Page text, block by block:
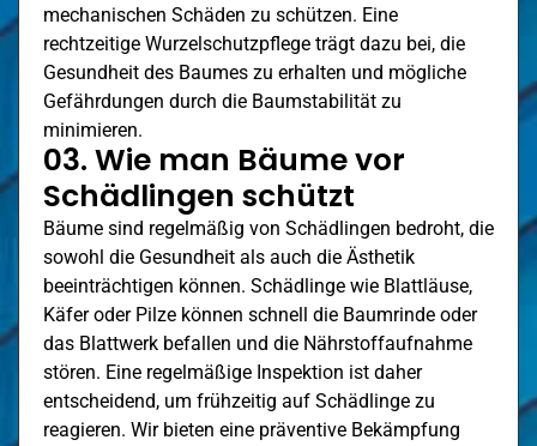
mechanischen Schäden zu schützen. Eine
rechtzeitige Wurzelschutzpflege trägt dazu bei, die
Gesundheit des Baumes zu erhalten und mögliche
Gefährdungen durch die Baumstabilität zu
minimieren.
03. Wie man Bäume vor
Schädlingen schützt
Bäume sind regelmäßig von Schädlingen bedroht, die
sowohl die Gesundheit als auch die Ästhetik
beeinträchtigen können. Schädlinge wie Blattläuse,
Käfer oder Pilze können schnell die Baumrinde oder
das Blattwerk befallen und die Nährstoffaufnahme
stören. Eine regelmäßige Inspektion ist daher
entscheidend, um frühzeitig auf Schädlinge zu
reagieren. Wir bieten eine präventive Bekämpfung